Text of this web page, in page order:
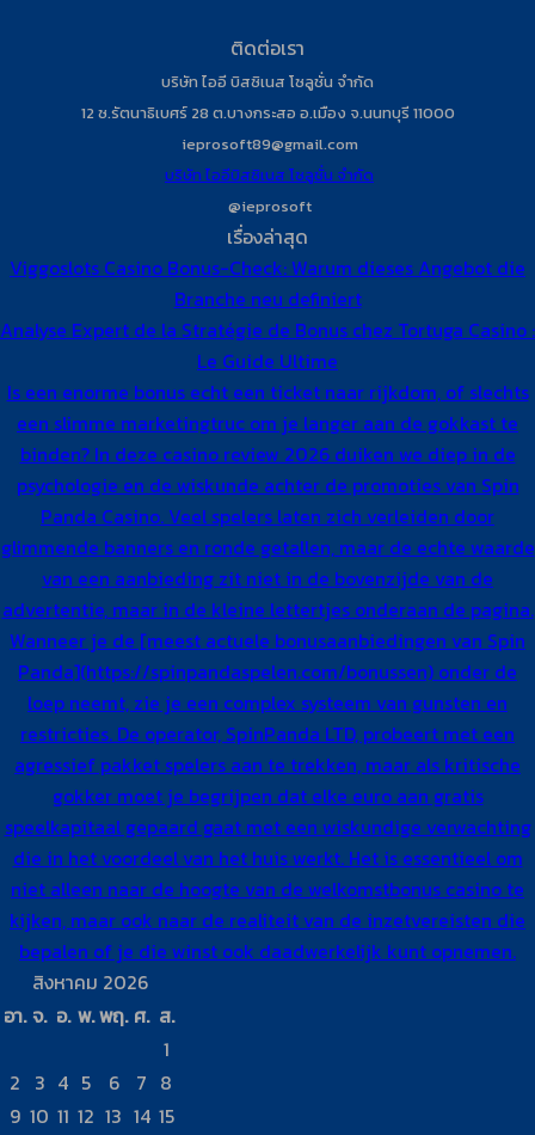
ติดต่อเรา
บริษัท ไออี บิสซิเนส โซลูชั่น จำกัด
12 ซ.รัตนาธิเบศร์ 28 ต.บางกระสอ อ.เมือง จ.นนทบุรี 11000
ieprosoft89@gmail.com
บริษัท ไออีบิสซิเนส โซลูชั่น จำกัด
@ieprosoft
เรื่องล่าสุด
Viggoslots Casino Bonus-Check: Warum dieses Angebot die
Branche neu definiert
Analyse Expert de la Stratégie de Bonus chez Tortuga Casino :
Le Guide Ultime
Is een enorme bonus echt een ticket naar rijkdom, of slechts
een slimme marketingtruc om je langer aan de gokkast te
binden? In deze casino review 2026 duiken we diep in de
psychologie en de wiskunde achter de promoties van Spin
Panda Casino. Veel spelers laten zich verleiden door
glimmende banners en ronde getallen, maar de echte waarde
van een aanbieding zit niet in de bovenzijde van de
advertentie, maar in de kleine lettertjes onderaan de pagina.
Wanneer je de [meest actuele bonusaanbiedingen van Spin
Panda](https://spinpandaspelen.com/bonussen) onder de
loep neemt, zie je een complex systeem van gunsten en
restricties. De operator, SpinPanda LTD, probeert met een
agressief pakket spelers aan te trekken, maar als kritische
gokker moet je begrijpen dat elke euro aan gratis
speelkapitaal gepaard gaat met een wiskundige verwachting
die in het voordeel van het huis werkt. Het is essentieel om
niet alleen naar de hoogte van de welkomstbonus casino te
kijken, maar ook naar de realiteit van de inzetvereisten die
bepalen of je die winst ook daadwerkelijk kunt opnemen.
สิงหาคม 2026
อา. จ. อ. พ.พฤ. ศ. ส.
1
2
3 4 5 6 7 8
9 10 11 12 13 14 15